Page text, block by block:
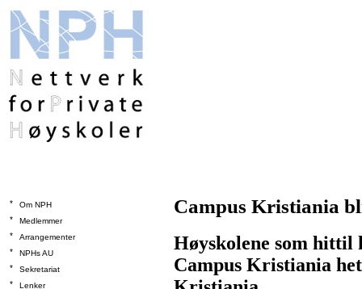
*
Om NPH
*
Medlemmer
*
Arrangementer
*
NPHs AU
*
Sekretariat
*
Lenker
Campus Kristiania
Høyskolene som hittil
Campus Kristiania